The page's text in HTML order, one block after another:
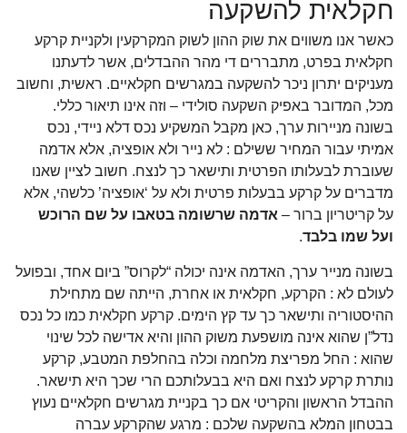
חקלאית להשקעה
כאשר אנו משווים את שוק ההון לשוק המקרקעין ולקניית קרקע
חקלאית בפרט, מתבררים די מהר ההבדלים, אשר לדעתנו
מעניקים יתרון ניכר להשקעה במגרשים חקלאיים. ראשית, וחשוב
מכל, המדובר באפיק השקעה סולידי – וזה אינו תיאור כללי.
בשונה מניירות ערך, כאן מקבל המשקיע נכס דלא ניידי, נכס
אמיתי עבור המחיר ששילם : לא נייר ולא אופציה, אלא אדמה
שעוברת לבעלותו הפרטית ותישאר כך לנצח. חשוב לציין שאנו
מדברים על קרקע בבעלות פרטית ולא על ‘אופציה’ כלשהי, אלא
על קריטריון ברור – אדמה שרשומה בטאבו על שם הרוכש
ועל שמו בלבד.
בשונה מנייר ערך, האדמה אינה יכולה “לקרוס” ביום אחד, ובפועל
לעולם לא : הקרקע, חקלאית או אחרת, הייתה שם מתחילת
ההיסטוריה ותישאר כך עד קץ הימים. קרקע חקלאית כמו כל נכס
נדל”ן שהוא אינה מושפעת משוק ההון והיא אדישה לכל שינוי
שהוא : החל מפריצת מלחמה וכלה בהחלפת המטבע, קרקע
נותרת קרקע לנצח ואם היא בבעלותכם הרי שכך היא תישאר.
ההבדל הראשון והקריטי אם כך בקניית מגרשים חקלאיים נעוץ
בבטחון המלא בהשקעה שלכם : מרגע שהקרקע עברה